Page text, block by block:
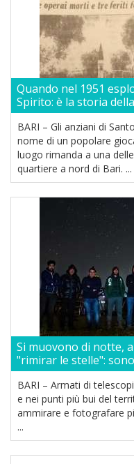
Quando nel 1951
Spirito: è la storia
BARI – Gli anziani di
nome di un popolare
luogo rimanda a una
quartiere a nord di Bari. ...
Si muovono di notte,
"rimirar le stelle":
BARI – Armati di
e nei punti più bui del
ammirare e fotografare
...